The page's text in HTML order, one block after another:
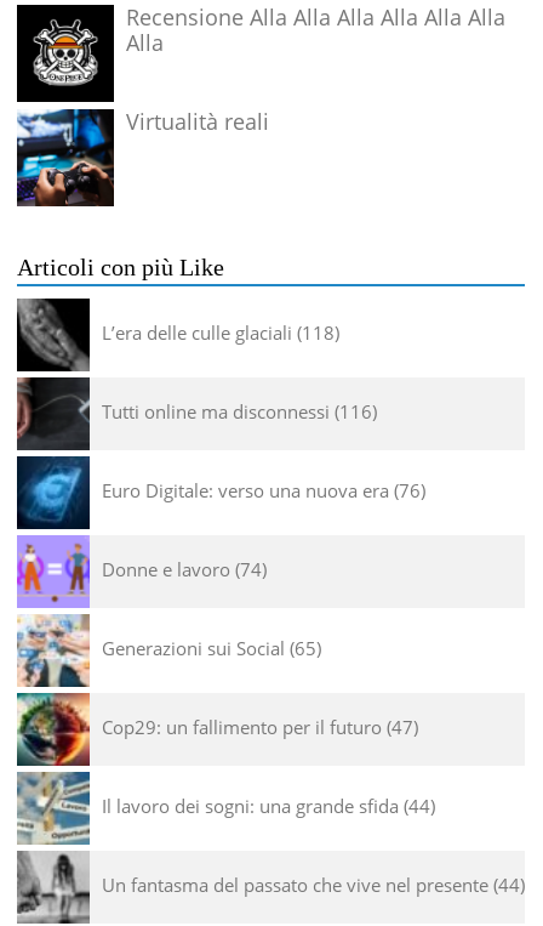
Recensione Alla Alla Alla Alla Alla Alla
Alla
Virtualità reali
Articoli con più Like
L’era delle culle glaciali 118
Tutti online ma disconnessi 116
Euro Digitale: verso una nuova era 76
Donne e lavoro 74
Generazioni sui Social 65
Cop29: un fallimento per il futuro 47
Il lavoro dei sogni: una grande sfida 44
Un fantasma del passato che vive nel presente 44